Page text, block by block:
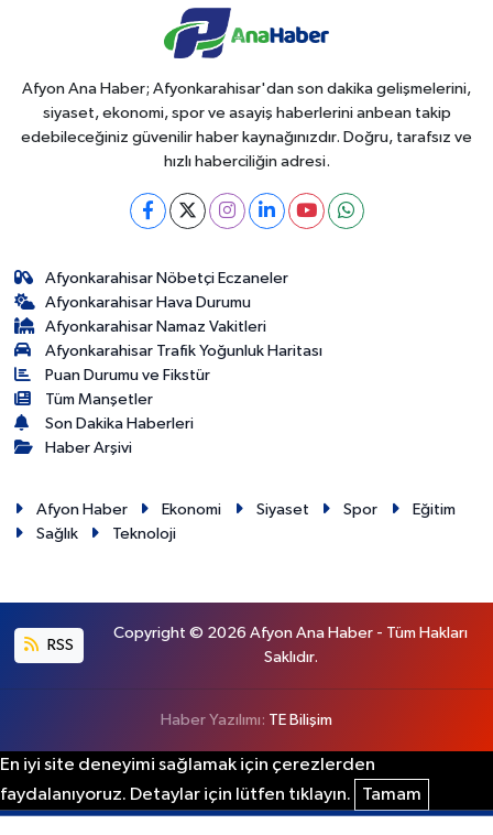
Afyon Ana Haber; Afyonkarahisar'dan son dakika gelişmelerini,
siyaset, ekonomi, spor ve asayiş haberlerini anbean takip
edebileceğiniz güvenilir haber kaynağınızdır. Doğru, tarafsız ve
hızlı haberciliğin adresi.
Afyonkarahisar Nöbetçi Eczaneler
Afyonkarahisar Hava Durumu
Afyonkarahisar Namaz Vakitleri
Afyonkarahisar Trafik Yoğunluk Haritası
Puan Durumu ve Fikstür
Tüm Manşetler
Son Dakika Haberleri
Haber Arşivi
Afyon Haber Ekonomi Siyaset Spor
Eğitim
Sağlık
Teknoloji
RSS
Copyright © 2026 Afyon Ana Haber - Tüm Hakları
Saklıdır.
Haber Yazılımı: TE Bilişim
En iyi site deneyimi sağlamak için çerezlerden
faydalanıyoruz. Detaylar için lütfen tıklayın.
Tamam